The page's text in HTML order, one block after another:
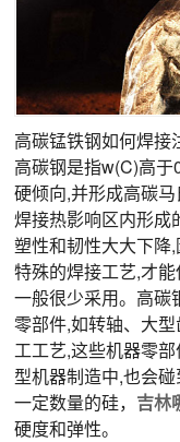
高碳锰铁钢如何焊接
高碳钢是指w(C)高
硬倾向,并形成高碳
焊接热影响区内形成
塑性和韧性大大下降
特殊的焊接工艺,才
一般很少采用。高碳
零部件,如转轴、大
工工艺,这些机器零
型机器制造中,也会
一定数量的硅， 吉林
硬度和弹性。